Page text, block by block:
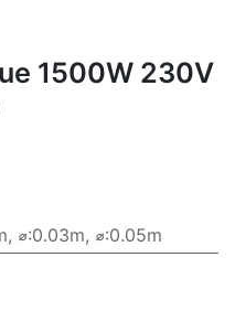
1500W 230V
, ⌀:0.03m, ⌀:0.05m